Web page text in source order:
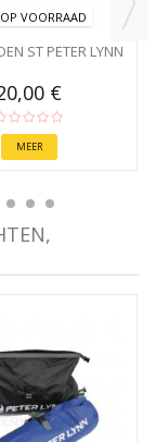
VOORRAAD
ST PETER LYNN
€
MEER